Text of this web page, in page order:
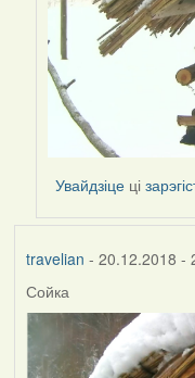
Увайдзіце ці
travelian - 20.12.2018 -
Сойка